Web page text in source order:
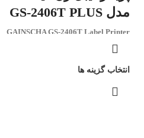
مدل GS-2406T PLUS
GAINSCHA GS-2406T Label Printer
عرض لیبل پرینتر:
انتخاب گزینه ها